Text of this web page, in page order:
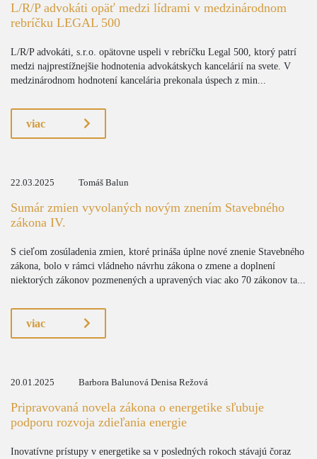
L/R/P advokáti opäť medzi lídrami v medzinárodnom
rebríčku LEGAL 500
L/R/P advokáti, s.r.o. opätovne uspeli v rebríčku Legal 500, ktorý patrí
medzi najprestížnejšie hodnotenia advokátskych kancelárií na svete. V
medzinárodnom hodnotení kancelária prekonala úspech z min...
viac
22.03.2025 Tomáš Balun
Sumár zmien vyvolaných novým znením Stavebného
zákona IV.
S cieľom zosúladenia zmien, ktoré prináša úplne nové znenie Stavebného
zákona, bolo v rámci vládneho návrhu zákona o zmene a doplnení
niektorých zákonov pozmenených a upravených viac ako 70 zákonov ta...
viac
20.01.2025 Barbora Balunová Denisa Režová
Pripravovaná novela zákona o energetike sľubuje
podporu rozvoja zdieľania energie
Inovatívne prístupy v energetike sa v posledných rokoch stávajú čoraz